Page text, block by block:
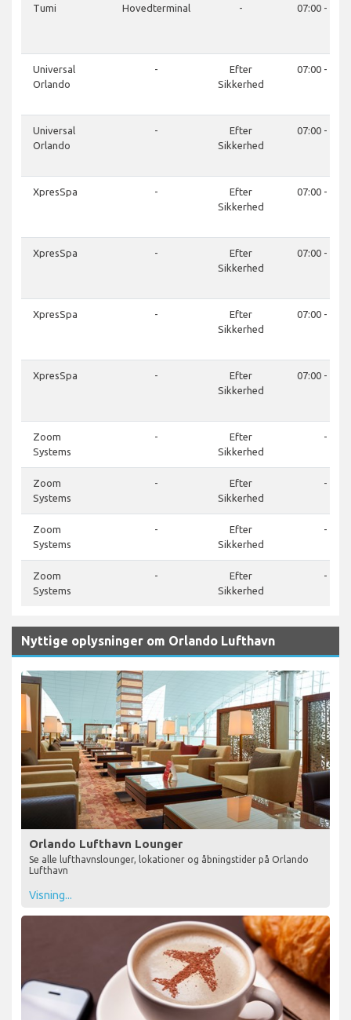
Tumi Hovedterminal - 07:00 -
Universal
Orlando
-
Efter
Sikkerhed
07:00 -
Universal
Orlando
-
Efter
Sikkerhed
07:00 -
XpresSpa -
Efter
Sikkerhed
07:00 -
XpresSpa -
Efter
Sikkerhed
07:00 -
XpresSpa -
Efter
Sikkerhed
07:00 -
XpresSpa -
Efter
Sikkerhed
07:00 -
Zoom
Systems
-
Efter
Sikkerhed
-
Zoom
Systems
-
Efter
Sikkerhed
-
Zoom
Systems
-
Efter
Sikkerhed
-
Zoom
Systems
-
Efter
Sikkerhed
-
Nyttige oplysninger om Orlando Lufthavn
Orlando Lufthavn Lounger
Se alle lufthavnslounger, lokationer og åbningstider på Orlando
Lufthavn
Visning...